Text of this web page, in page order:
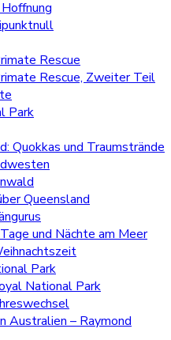
Rescue
Rescue, Zweiter Teil
Park
Quokkas und Traumstrände
Queensland
und Nächte am Meer
Park
National Park
Australien – Raymond